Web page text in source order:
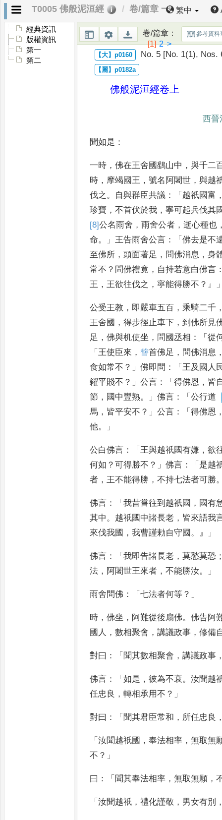
T0005 佛般泥洹經 卷/篇章 一 繁中
經典資訊
版權資訊
第一
第二
卷/篇章：
[1] 2 >
參考資料
No. 5 [No. 1(1), Nos.
佛般泥洹經卷上
西晉
聞如是 ：
一時 ，佛在王舍國鷂山中 ，與千二
時 ， 摩竭國王 ，號名阿闍世 ，與越
伐之。 自與群臣共議 ： 「 越祇國富
珍寶 ，不首伏於我 ，寧可起兵伐其
[8]公名雨舍 ， 雨舍公者 ，逝心種也
命。」王告雨舍公言 ：「佛去是不
至佛所 ，頭面著足 ， 問佛消息 ，身
常不 ？ 問佛禮竟 ， 自持若意白佛言
王 ，王欲往伐之 ，寧能得勝不 ？』
公受王教 ， 即嚴車五百 ，乘騎二千
王舍國 ，得步徑止車下 ，到佛所見
足 ，佛與机使坐 ， 問國丞相 ：「從
「王使臣來 ， 𥡳首佛足 ， 問佛消息
食如常不 ？」佛即問 ：「王及國人
糴平賤不 ？」公言 ：「得佛恩 ， 皆
節 ， 國中豐熟。」佛言 ：「公行道
馬 ， 皆平安不 ？」公言 ：「得佛恩
他。」
公白佛言 ：「王與越祇國有嫌 ，欲
何如 ？可得勝不 ？」佛言 ：「 是越
者 ，王不能得勝 ，不持七法者可勝
佛言 ：「我昔嘗往到越祇國 ， 國有
其中。 越祇國中諸長老 ， 皆來語我
來伐我國 ，我曹謹勅自守國 。』」
佛言 ：「我即告諸長老 ，莫愁莫恐
法 ， 阿闍世王來者 ，不能勝汝。」
雨舍問佛 ：「七法者何等 ？」
時 ，佛坐 ， 阿難從後扇佛。佛告阿
國人 ，數相聚會 ，講議政事 ，修備
對曰 ：「 聞其數相聚會 ，講議政事
佛言 ：「如是 ，彼為不衰。汝聞越
任忠良 ，轉相承用不 ？」
對曰 ：「 聞其君臣常和 ， 所任忠良
「汝聞越祇國 ，奉法相率 ，無取無
不 ？」
曰 ：「 聞其奉法相率 ，無取無願 ，
「汝聞越祇 ，禮化謹敬 ， 男女有別